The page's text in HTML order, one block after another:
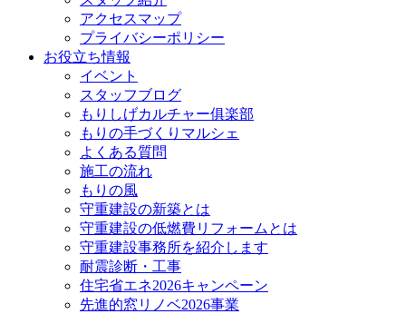
アクセスマップ
プライバシーポリシー
お役立ち情報
イベント
スタッフブログ
もりしげカルチャー俱楽部
もりの手づくりマルシェ
よくある質問
施工の流れ
もりの風
守重建設の新築とは
守重建設の低燃費リフォームとは
守重建設事務所を紹介します
耐震診断・工事
住宅省エネ2026キャンペーン
先進的窓リノベ2026事業